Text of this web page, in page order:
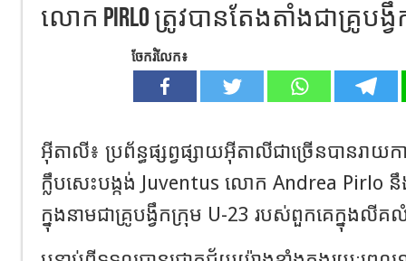
លោក Pirlo ត្រូវបានតែងតាំងជាគ្រូបង្វឹក
ចែករំលែក៖
អុីតាលី៖ ប្រព័ន្ធផ្សព្វផ្សាយអុីតាលីជាច្រើនបានរាយ
ក្លឹបសេះបង្កង់ Juventus លោក Andrea Pirlo នឹ
ក្នុងនាមជាគ្រូបង្វឹកក្រុម U-23 របស់ពួកគេក្នុងលីគ